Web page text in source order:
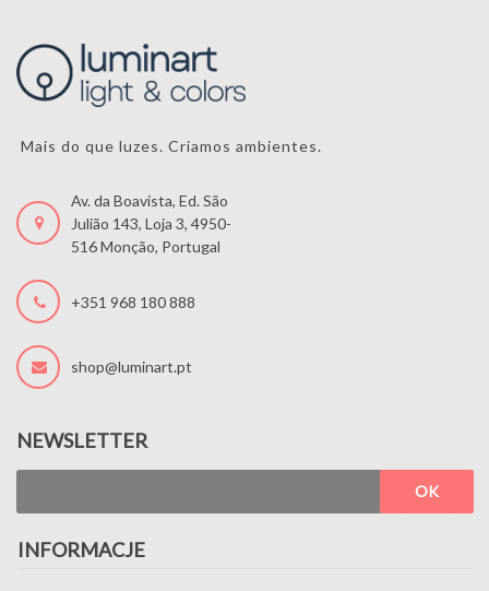
Mais do que luzes. Criamos ambientes.
Av. da Boavista, Ed. São
Julião 143, Loja 3, 4950-
516 Monção, Portugal
+351 968 180 888
shop@luminart.pt
NEWSLETTER
OK
INFORMACJE